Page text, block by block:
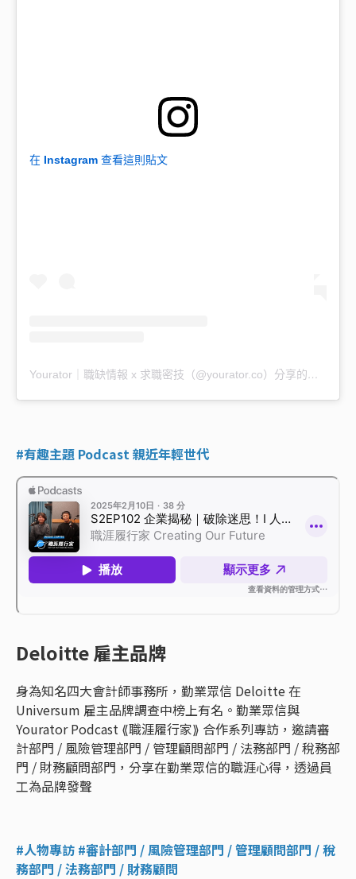
在 Instagram 查看這則貼文
Yourator｜職缺情報 x 求職密技（@yourator.co）分享的貼文
#有趣主題 Podcast 親近年輕世代
Deloitte 雇主品牌
身為知名四大會計師事務所，勤業眾信 Deloitte 在
Universum 雇主品牌調查中榜上有名。勤業眾信與
Yourator Podcast ⟪職涯履行家⟫ 合作系列專訪，邀請審
計部門 / 風險管理部門 / 管理顧問部門 / 法務部門 / 稅務部
門 / 財務顧問部門，分享在勤業眾信的職涯心得，透過員
工為品牌發聲
#人物專訪 #審計部門 / 風險管理部門 / 管理顧問部門 / 稅
務部門 / 法務部門 / 財務顧問